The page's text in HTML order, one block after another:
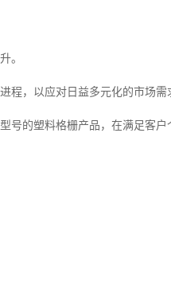
。
程，以应对日益多元化的市场需
号的塑料格栅产品，在满足客